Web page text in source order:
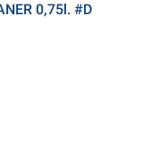
0,75l. #D